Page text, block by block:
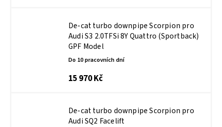
De-cat turbo downpipe Scorpion pro
Audi S3 2.0TFSi 8Y Quattro (Sportback)
GPF Model
Do 10 pracovních dní
15 970 Kč
De-cat turbo downpipe Scorpion pro
Audi SQ2 Facelift